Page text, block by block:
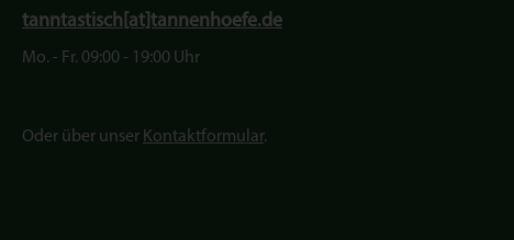
tanntastisch[at]tannenhoefe.de
Mo. - Fr. 09:00 - 19:00 Uhr
Oder über unser Kontaktformular.